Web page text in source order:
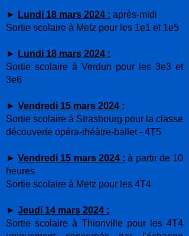
► Lundi 18 mars 2024 : après-midi
Sortie scolaire à Metz pour les 1e1 et 1e5
► Lundi 18 mars 2024 :
Sortie scolaire à Verdun pour les 3e3 et
3e6
► Vendredi 15 mars 2024 :
Sortie scolaire à Strasbourg pour la classe
découverte opéra-théâtre-ballet - 4T5
►Vendredi 15 mars 2024 : à partir de 10
heures
Sortie scolaire à Metz pour les 4T4
► Jeudi 14 mars 2024 :
Sortie scolaire à Thionville pour les 4T4